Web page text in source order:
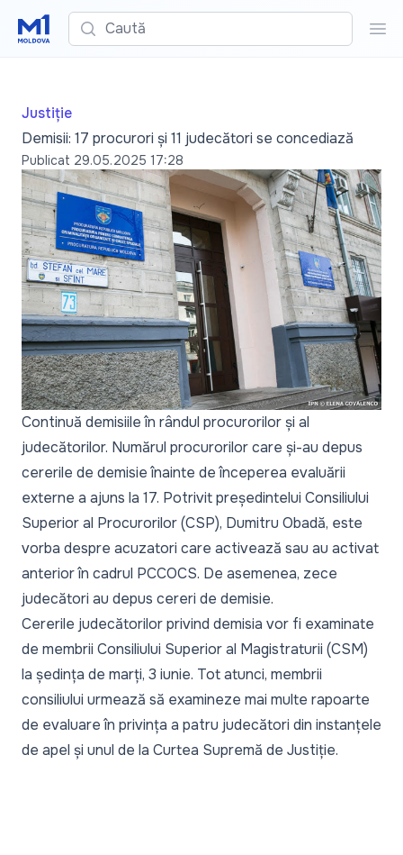
Caută
Justiție
Demisii: 17 procurori și 11 judecători se concediază
Publicat 29.05.2025 17:28
Continuă demisiile în rândul procurorilor și al
judecătorilor. Numărul procurorilor care și-au depus
cererile de demisie înainte de începerea evaluării
externe a ajuns la 17. Potrivit președintelui Consiliului
Superior al Procurorilor (CSP), Dumitru Obadă, este
vorba despre acuzatori care activează sau au activat
anterior în cadrul PCCOCS. De asemenea, zece
judecători au depus cereri de demisie.
Cererile judecătorilor privind demisia vor fi examinate
de membrii Consiliului Superior al Magistraturii (CSM)
la ședința de marți, 3 iunie. Tot atunci, membrii
consiliului urmează să examineze mai multe rapoarte
de evaluare în privința a patru judecători din instanțele
de apel și unul de la Curtea Supremă de Justiție.